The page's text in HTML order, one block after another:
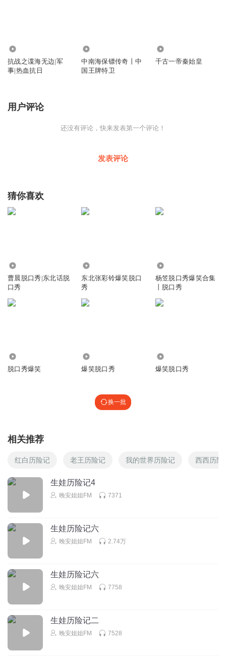
抗战之谍海无边|军
事|热血抗日
中南海保镖传奇丨中
国王牌特卫
千古一帝秦始皇
用户评论
还没有评论，快来发表第一个评论！
发表评论
猜你喜欢
曹晨脱口秀|东北话脱
口秀
东北张彩铃爆笑脱口
秀
杨笠脱口秀爆笑合集
丨脱口秀
脱口秀爆笑 爆笑脱口秀 爆笑脱口秀
换一批
相关推荐
红白历险记 老王历险记 我的世界历险记 西西历险
生娃历险记4
晚安姐姐FM 7371
生娃历险记六
晚安姐姐FM 2.74万
生娃历险记六
晚安姐姐FM 7758
生娃历险记二
晚安姐姐FM 7528